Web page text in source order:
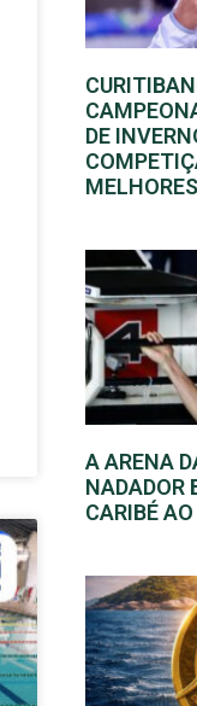
DE
A ARENA
NADADOR
CARIBÉ